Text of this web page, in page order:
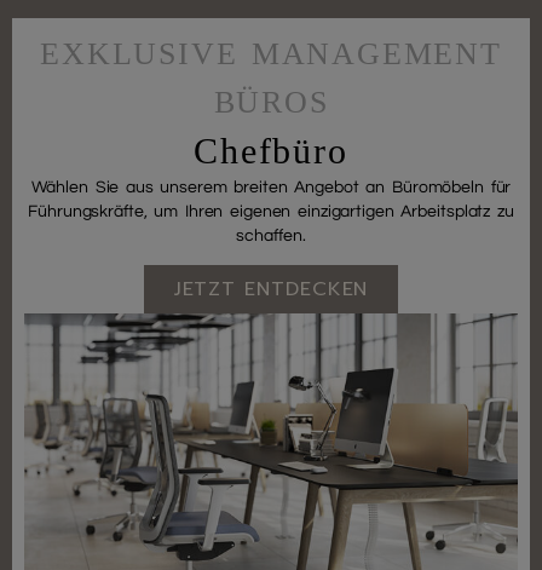
EXKLUSIVE MANAGEMENT
BÜROS
Chefbüro
Wählen Sie aus unserem breiten Angebot an Büromöbeln für
Führungskräfte, um Ihren eigenen einzigartigen Arbeitsplatz zu
schaffen.
JETZT ENTDECKEN